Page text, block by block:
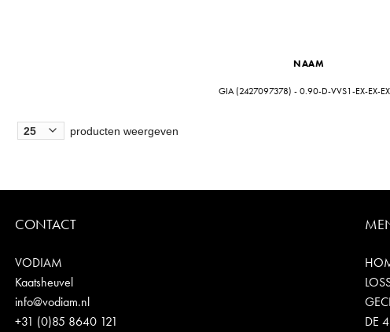
NAAM
GIA (2427097378) - 0.90-D-VVS1-EX-EX-
producten weergeven
CONTACT
VODIAM
Kaatsheuvel
info@vodiam.nl
+31 (0)85 8640 121
DE